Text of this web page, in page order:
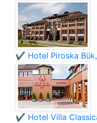
✔️ Hotel Piroska
✔️ Hotel Villa